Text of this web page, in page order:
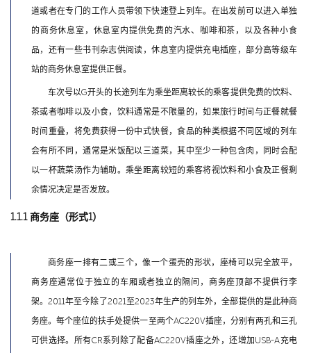
道或者在专门的工作人员带领下快速登上列车。在出发前可以进入单独
的商务休息室，休息室内提供免费的汽水、咖啡和茶，以及各种小食
品，还有一些书刊杂志供阅读，休息室内提供充电插座，部分高等级车
站的商务休息室提供正餐。
车次号以G开头的长途列车为乘坐距离较长的乘客提供免费的饮料、
茶或者咖啡以及小食，饮料通常是不限量的，如果旅行时间与正餐就餐
时间重叠，将免费获得一份中式快餐，食品的种类根据不同区域的列车
会有所不同，通常是米饭配以三道菜，其中至少一种包含肉，同时会配
以一杯蔬菜汤作为辅助。乘坐距离较短的乘客将视饮料和小食及正餐剩
余情况决定是否发放。
1.1.1 商务座（形式1）
商务座一排有二或三个，像一个蛋壳的形状，座椅可以完全放平，
商务座通常位于独立的车厢或者独立的隔间，商务座顶部不提供行李
架。2011年至今除了2021至2023年生产的列车外，全部提供的是此种商
务座。每个座位的扶手处提供一至两个AC220V插座，分别有两孔和三孔
可供选择。所有CR系列除了配备AC220V插座之外，还增加USB-A充电